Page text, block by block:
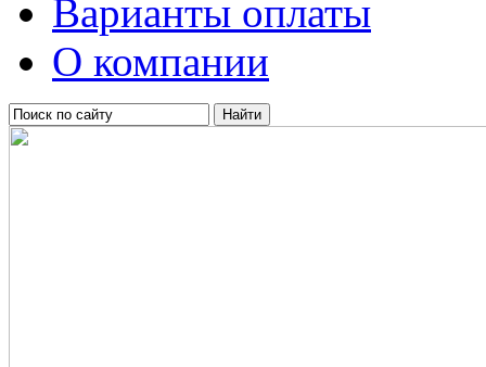
Варианты оплаты
О компании